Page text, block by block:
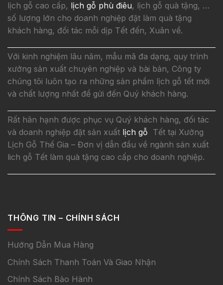
lịch gỗ cao cấp, lịch gỗ phù điêu, lịch gỗ quà tặng, …
số lượng lớn cho doanh nghiệp đặt làm quà tặng
khách hàng, đối tác mỗi dịp Tết đến, Xuân về.
Với kinh nghiệm lâu năm, mẫu mã đa dạng, quy trình
xưởng sản xuất chuyên nghiệp và bài bản, Công ty
chúng tôi luôn tạo ra những sản phẩm lịch gỗ tết mới
và chất lượng nhất để gửi đến Quý khách hàng.
Rất hân hạnh được phục vụ Quý khách hàng, đối tác
và doanh nghiệp đặt sản xuất lịch gỗ Tết tại Xưởng
Lịch Gỗ Thế Gia – Đơn vị dẫn đầu về ngành sản xuất
lich gỗ Tết làm quà tặng cao cấp cho doanh nghiệp.
THÔNG TIN – CHÍNH SÁCH
Hướng Dẫn Mua Hàng
Chính Sách Thanh Toán Và Giao Nhận
Chính Sách Bảo Hành